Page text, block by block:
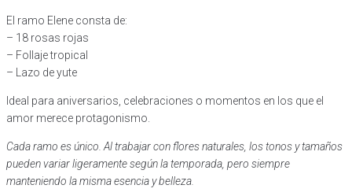
El ramo Elene consta de:
– 18 rosas rojas
– Follaje tropical
– Lazo de yute
Ideal para aniversarios, celebraciones o momentos en los que el
amor merece protagonismo.
Cada ramo es único. Al trabajar con flores naturales, los tonos y tamaños
pueden variar ligeramente según la temporada, pero siempre
manteniendo la misma esencia y belleza.